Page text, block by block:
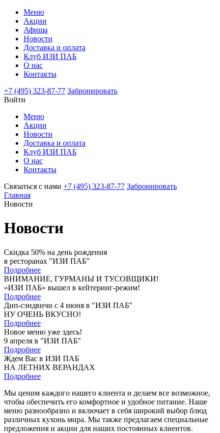
Меню
Акции
Афиша
Новости
Доставка и оплата
Клуб ИЗИ ПАБ
О нас
Контакты
+7 (495) 323-87-77 Забронировать
Войти
Меню
Акции
Новости
Доставка и оплата
Клуб ИЗИ ПАБ
О нас
Контакты
Связаться с нами +7 (495) 323-87-77 Забронировать
Главная
Новости
Новости
Скидка 50% на день рождения
в ресторанах "ИЗИ ПАБ"
Подробнее
ВНИМАНИЕ, ГУРМАНЫ И ТУСОВЩИКИ!
«ИЗИ ПАБ» вышел в кейтеринг-режим!
Подробнее
Дип-сэндвичи с 4 июня в "ИЗИ ПАБ"
НУ ОЧЕНЬ ВКУСНО!
Подробнее
Новое меню уже здесь!
9 апреля в "ИЗИ ПАБ"
Подробнее
Ждем Вас в ИЗИ ПАБ
НА ЛЕТНИХ ВЕРАНДАХ
Подробнее
Мы ценим каждого нашего клиента и делаем все возможное,
чтобы обеспечить его комфортное и удобное питание. Наше
меню разнообразно и включает в себя широкий выбор блюд
различных кухонь мира. Мы также предлагаем специальные
предложения и акции для наших постоянных клиентов.